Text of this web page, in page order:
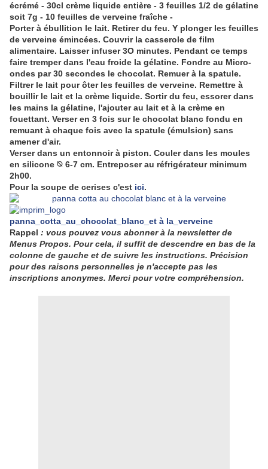
écrémé - 30cl crème liquide entière - 3 feuilles 1/2 de gélatine
soit 7g - 10 feuilles de verveine fraîche -
Porter à ébullition le lait. Retirer du feu. Y plonger les feuilles
de verveine émincées. Couvrir la casserole de film
alimentaire. Laisser infuser 3O minutes. Pendant ce temps
faire tremper dans l'eau froide la gélatine. Fondre au Micro-
ondes par 30 secondes le chocolat. Remuer à la spatule.
Filtrer le lait pour ôter les feuilles de verveine. Remettre à
bouillir le lait et la crème liquide. Sortir du feu, essorer dans
les mains la gélatine, l'ajouter au lait et à la crème en
fouettant. Verser en 3 fois sur le chocolat blanc fondu en
remuant à chaque fois avec la spatule (émulsion) sans
amener d'air.
Verser dans un entonnoir à piston. Couler dans les moules
en silicone ⦰ 6-7 cm. Entreposer au réfrigérateur minimum
2h00.
Pour la soupe de cerises c'est ici.
panna_cotta_au_chocolat_blanc_et à la_verveine
Rappel : vous pouvez vous abonner à la newsletter de
Menus Propos. Pour cela, il suffit de descendre en bas de la
colonne de gauche et de suivre les instructions. Précision
pour des raisons personnelles je n'accepte pas les
inscriptions anonymes. Merci pour votre compréhension.